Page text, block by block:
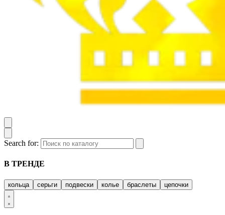
Search for:
В ТРЕНДЕ
кольца серьги подвески колье браслеты цепочки